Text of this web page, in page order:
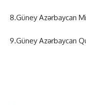
8.Güney Azərbaycan
9.Güney Azərbaycan